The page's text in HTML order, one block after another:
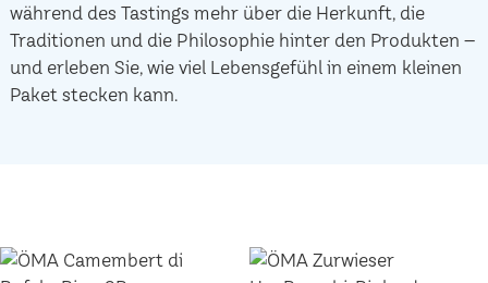
während des Tastings mehr über die Herkunft, die
Traditionen und die Philosophie hinter den Produkten –
und erleben Sie, wie viel Lebensgefühl in einem kleinen
Paket stecken kann.